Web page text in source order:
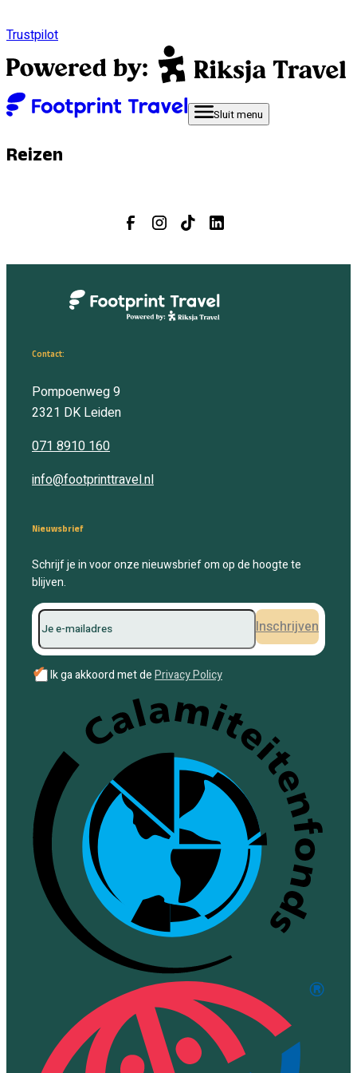
Trustpilot
Sluitmenu
Reizen
Contact:
Pompoenweg 9
2321 DK Leiden
071 8910 160
info@footprinttravel.nl
Nieuwsbrief
Schrijf je in voor onze nieuwsbrief om op de hoogte te
blijven.
Inschrijven
✔ Ik ga akkoord met dePrivacy Policy